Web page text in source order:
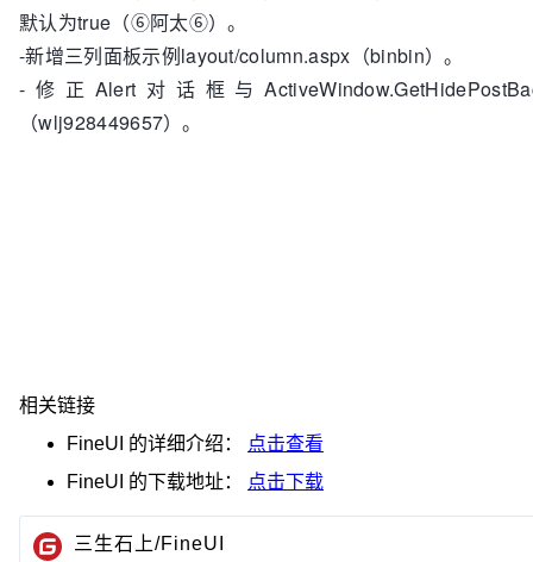
默认为true（⑥阿太⑥）。
-新增三列面板示例layout/column.aspx（binbin）。
-修正Alert对话框与
（wlj928449657）。
相关链接
FineUI 的详细介绍：
点击查看
FineUI 的下载地址： 点击下载
三生石上/FineUI